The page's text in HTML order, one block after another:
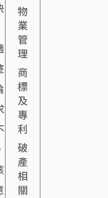
物
業
管
理
商
標
及
專
利
破
產
相
關